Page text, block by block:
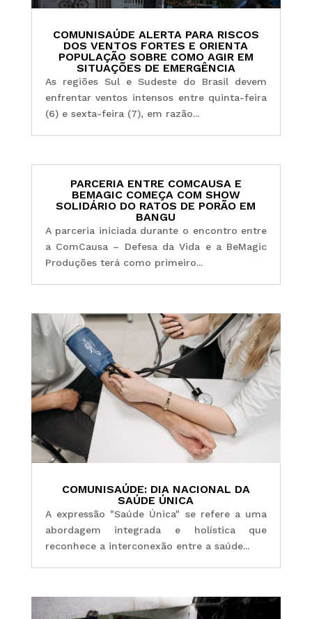
COMUNISAÚDE ALERTA PARA RISCOS
DOS VENTOS FORTES E ORIENTA
POPULAÇÃO SOBRE COMO AGIR EM
SITUAÇÕES DE EMERGÊNCIA
As regiões Sul e Sudeste do Brasil devem
enfrentar ventos intensos entre quinta-feira
(6) e sexta-feira (7), em razão...
PARCERIA ENTRE COMCAUSA E
BEMAGIC COMEÇA COM SHOW
SOLIDÁRIO DO RATOS DE PORÃO EM
BANGU
A parceria iniciada durante o encontro entre
a ComCausa – Defesa da Vida e a BeMagic
Produções terá como primeiro...
COMUNISAÚDE: DIA NACIONAL DA
SAÚDE ÚNICA
A expressão "Saúde Única" se refere a uma
abordagem integrada e holística que
reconhece a interconexão entre a saúde...